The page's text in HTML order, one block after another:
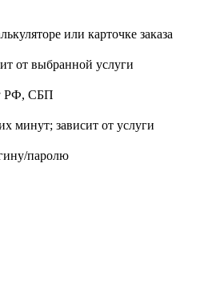
или карточке заказа
от выбранной услуги
РФ, СБП
минут; зависит от услуги
паролю